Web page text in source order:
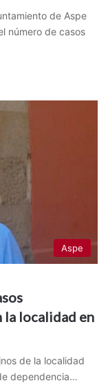
de Aspe
número de casos
Aspe
la localidad en
de la localidad
dependencia…